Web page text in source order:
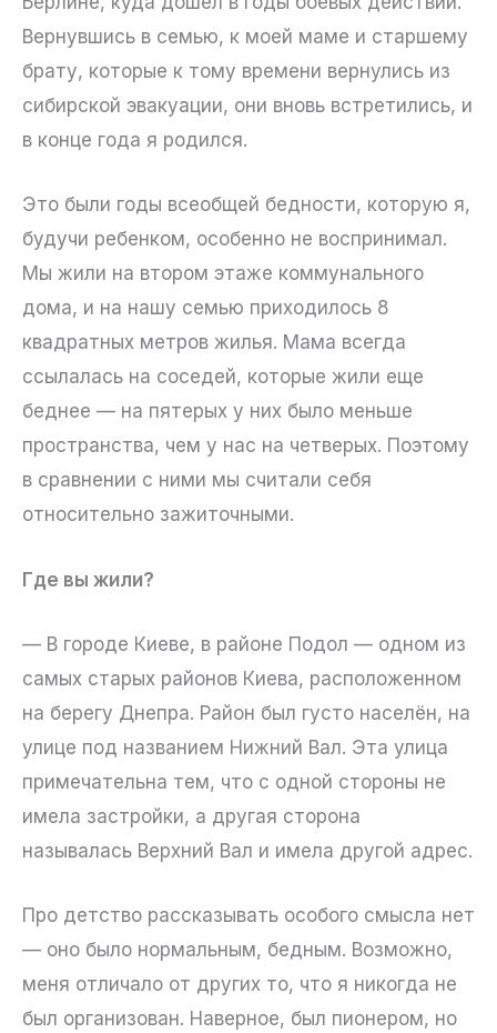
Вернувшись в семью, к моей маме и старшему
брату, которые к тому времени вернулись из
сибирской эвакуации, они вновь встретились, и
в конце года я родился.
Это были годы всеобщей бедности, которую я,
будучи ребенком, особенно не воспринимал.
Мы жили на втором этаже коммунального
дома, и на нашу семью приходилось 8
квадратных метров жилья. Мама всегда
ссылалась на соседей, которые жили еще
беднее — на пятерых у них было меньше
пространства, чем у нас на четверых. Поэтому
в сравнении с ними мы считали себя
относительно зажиточными.
Где вы жили?
— В городе Киеве, в районе Подол — одном из
самых старых районов Киева, расположенном
на берегу Днепра. Район был густо населён, на
улице под названием Нижний Вал. Эта улица
примечательна тем, что с одной стороны не
имела застройки, а другая сторона
называлась Верхний Вал и имела другой адрес.
Про детство рассказывать особого смысла нет
— оно было нормальным, бедным. Возможно,
меня отличало от других то, что я никогда не
был организован. Наверное, был пионером, но